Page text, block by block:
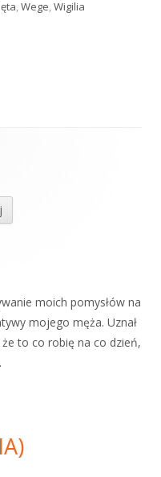
,Wege,Wigilia
z duszoną cebulką i
moich pomysłów na
mojego męża. Uznał
to co robię na co dzień,